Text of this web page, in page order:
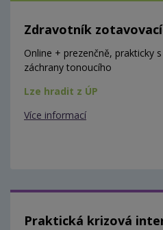
Zdravotník
Online + prezenčně, prakticky
záchrany tonoucího
Lze hradit z ÚP
Více informací
Praktická krizová